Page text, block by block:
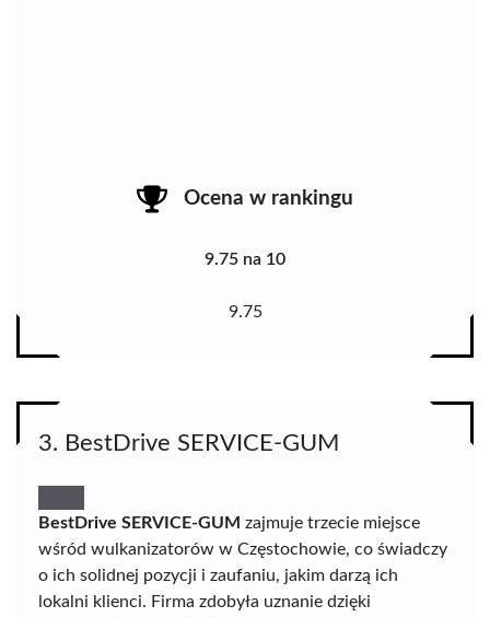
Ocena w rankingu
9.75 na 10
9.75
3. BestDrive SERVICE-GUM
BestDrive SERVICE-GUM zajmuje trzecie miejsce
wśród wulkanizatorów w Częstochowie, co świadczy
o ich solidnej pozycji i zaufaniu, jakim darzą ich
lokalni klienci. Firma zdobyła uznanie dzięki